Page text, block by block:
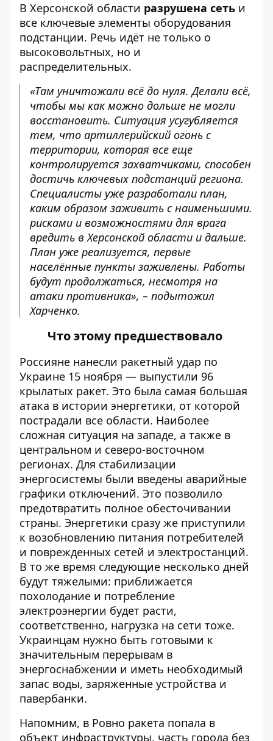
В Херсонской области разрушена сеть и
все ключевые элементы оборудования
подстанции. Речь идёт не только о
высоковольтных, но и
распределительных.
«Там уничтожали всё до нуля. Делали всё,
чтобы мы как можно дольше не могли
восстановить. Ситуация усугубляется
тем, что артиллерийский огонь с
территории, которая все еще
контролируется захватчиками, способен
достичь ключевых подстанций региона.
Специалисты уже разработали план,
каким образом заживить с наименьшими.
рисками и возможностями для врага
вредить в Херсонской области и дальше.
План уже реализуется, первые
населённые пункты заживлены. Работы
будут продолжаться, несмотря на
атаки противника», – подытожил
Харченко.
Что этому предшествовало
Россияне нанесли ракетный удар по
Украине 15 ноября — выпустили 96
крылатых ракет. Это была самая большая
атака в истории энергетики, от которой
пострадали все области. Наиболее
сложная ситуация на западе, а также в
центральном и северо-восточном
регионах. Для стабилизации
энергосистемы были введены аварийные
графики отключений. Это позволило
предотвратить полное обесточивании
страны. Энергетики сразу же приступили
к возобновлению питания потребителей
и поврежденных сетей и электростанций.
В то же время следующие несколько дней
будут тяжелыми: приближается
похолодание и потребление
электроэнергии будет расти,
соответственно, нагрузка на сети тоже.
Украинцам нужно быть готовыми к
значительным перерывам в
энергоснабжении и иметь необходимый
запас воды, заряженные устройства и
павербанки.
Напомним, в Ровно ракета попала в
объект инфраструктуры, часть города без